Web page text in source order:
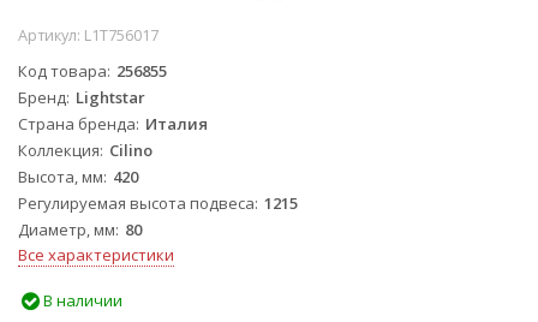
Артикул: L1T756017
Код товара 256855
Бренд Lightstar
Страна бренда Италия
Коллекция Cilino
Высота, мм 420
Регулируемая высота подвеса 1215
Диаметр, мм 80
Все характеристики
В наличии